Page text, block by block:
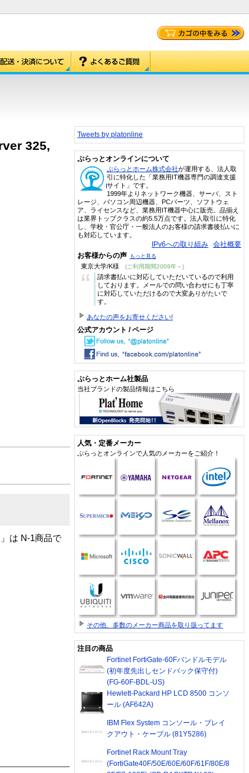
325,
は N-1商品で
Tweets by platonline
ぷらっとオンラインについて
ぷらっとホーム株式会社が運用する、法人取
引に特化した「業務用IT機器専門の調達支援
サイト」です。
1999年よりネットワーク機器、サーバ、スト
レージ、パソコン周辺機器、PCパーツ、ソフトウェ
ア、ライセンスなど、業務用IT機器中心に販売。品揃え
は業界トップクラスの約5.5万点です。法人取引に特化
し、学校・官公庁・一般法人のお客様の請求書後払いに
も対応しています。
IPv6への取り組み 会社概要
お客様からの声 もっと見る
東京大学/K様 (ご利用期間2009年～)
“
請求書払いに対応していただいているので利用
しております。メールでの問い合わせにも丁寧
に対応していただけるので大変ありがたいで
す。
あなたの声をお寄せください!
公式アカウント / ページ
ぷらっとホーム社製品
当社ブランドの製品情報はこちら
人気・定番メーカー
ぷらっとオンラインで人気のメーカーをご紹介！
その他、多数のメーカー商品を取り扱ってます
注目の商品
Fortinet FortiGate-60Fバンドルモデル
(初年度先出しセンドバック保守付)
(FG-60F-BDL-US)
Hewlett-Packard HP LCD 8500 コンソ
ール (AF642A)
IBM Flex System コンソール・ブレイ
クアウト・ケーブル (81Y5286)
Fortinet Rack Mount Tray
(FortiGate40F/50E/60E/60F/61F/80E/8